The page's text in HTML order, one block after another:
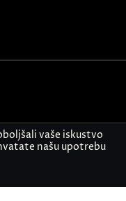
vaše iskustvo
našu upotrebu